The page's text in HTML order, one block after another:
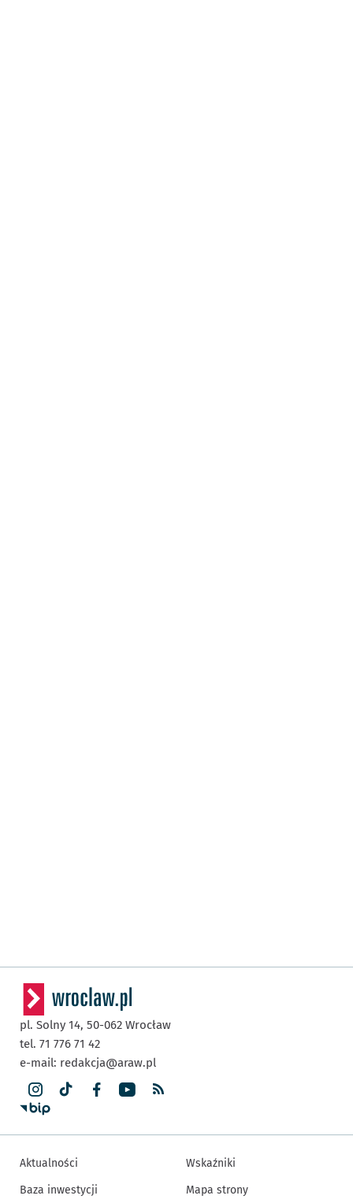
pl. Solny 14, 50-062 Wrocław
tel. 71 776 71 42
e-mail: redakcja@araw.pl
Aktualności
Baza inwestycji
Wskaźniki
Mapa strony